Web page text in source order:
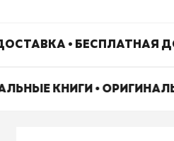
• БЕСПЛАТНАЯ
КНИГИ •